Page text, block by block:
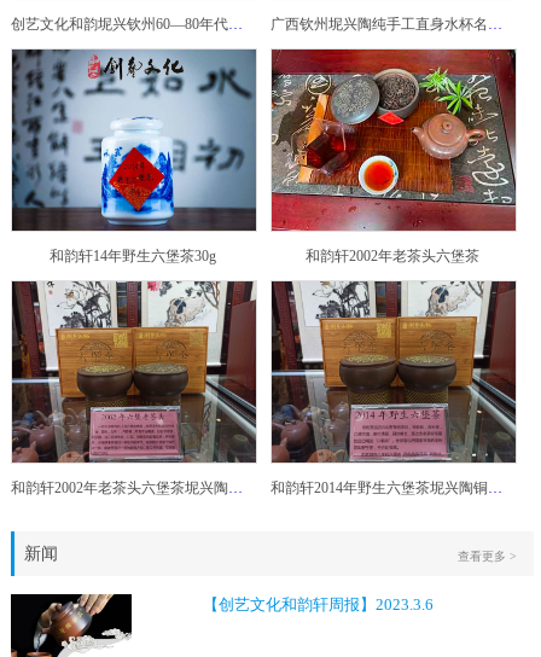
创艺文化和韵坭兴钦州60—80年代坭兴陶老壶——玉奎壶 广西钦州坭兴陶纯手工直身水杯名家陶瓷大师紫砂建水紫陶
和韵轩14年野生六堡茶30g 和韵轩2002年老茶头六堡茶
和韵轩2002年老茶头六堡茶坭兴陶铜鼓茶罐 和韵轩2014年野生六堡茶坭兴陶铜鼓茶罐
新闻
【创艺文化和韵轩周报】2023.3.6
查看更多 >